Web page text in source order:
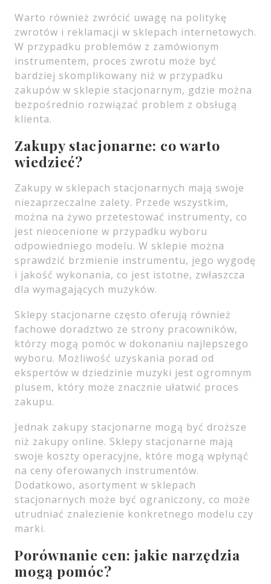
Warto również zwrócić uwagę na politykę
zwrotów i reklamacji w sklepach internetowych.
W przypadku problemów z zamówionym
instrumentem, proces zwrotu może być
bardziej skomplikowany niż w przypadku
zakupów w sklepie stacjonarnym, gdzie można
bezpośrednio rozwiązać problem z obsługą
klienta.
Zakupy stacjonarne: co warto
wiedzieć?
Zakupy w sklepach stacjonarnych mają swoje
niezaprzeczalne zalety. Przede wszystkim,
można na żywo przetestować instrumenty, co
jest nieocenione w przypadku wyboru
odpowiedniego modelu. W sklepie można
sprawdzić brzmienie instrumentu, jego wygodę
i jakość wykonania, co jest istotne, zwłaszcza
dla wymagających muzyków.
Sklepy stacjonarne często oferują również
fachowe doradztwo ze strony pracowników,
którzy mogą pomóc w dokonaniu najlepszego
wyboru. Możliwość uzyskania porad od
ekspertów w dziedzinie muzyki jest ogromnym
plusem, który może znacznie ułatwić proces
zakupu.
Jednak zakupy stacjonarne mogą być droższe
niż zakupy online. Sklepy stacjonarne mają
swoje koszty operacyjne, które mogą wpłynąć
na ceny oferowanych instrumentów.
Dodatkowo, asortyment w sklepach
stacjonarnych może być ograniczony, co może
utrudniać znalezienie konkretnego modelu czy
marki.
Porównanie cen: jakie narzędzia
mogą pomóc?